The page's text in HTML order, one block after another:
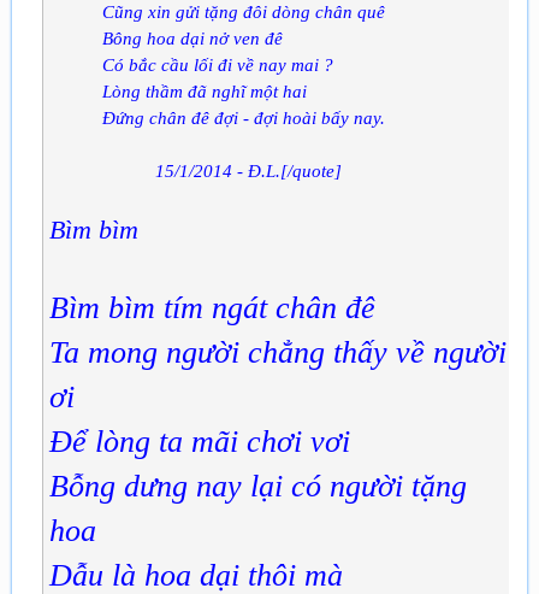
Cũng xin gửi tặng đôi dòng chân quê
Bông hoa dại nở ven đê
Có bắc cầu lối đi về nay mai ?
Lòng thầm đã nghĩ một hai
Đứng chân đê đợi - đợi hoài bấy nay.
15/1/2014 - Đ.L.[/quote]
Bìm bìm
Bìm bìm tím ngát chân đê
Ta mong người chẳng thấy về người
ơi
Để lòng ta mãi chơi vơi
Bỗng dưng nay lại có người tặng
hoa
Dẫu là hoa dại thôi mà